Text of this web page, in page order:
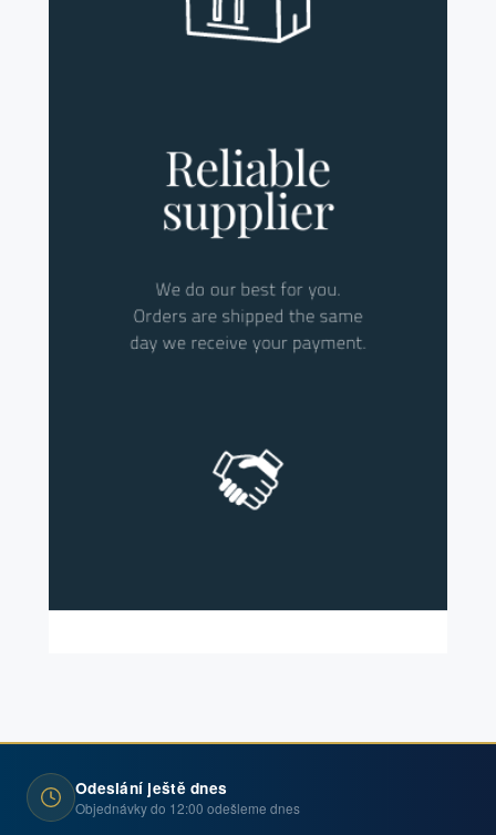
Odeslání ještě dnes
Objednávky do 12:00 odešleme dnes